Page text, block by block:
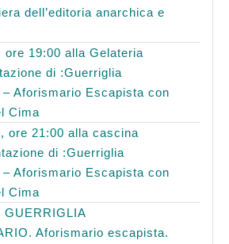
dell’editoria anarchica e
ore 19:00 alla Gelateria
di :Guerriglia
– Aforismario Escapista con
Cima
ore 21:00 alla cascina
di :Guerriglia
– Aforismario Escapista con
Cima
GUERRIGLIA
Aforismario escapista.